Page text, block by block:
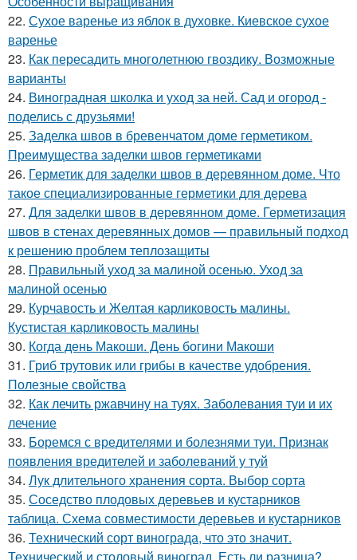
22. Сухое варенье из яблок в духовке. Киевское сухое
варенье
23. Как пересадить многолетнюю гвоздику. Возможные
варианты
24. Виноградная школка и уход за ней. Сад и огород -
поделись с друзьями!
25. Заделка швов в бревенчатом доме герметиком.
Преимущества заделки швов герметиками
26. Герметик для заделки швов в деревянном доме. Что
такое специализированные герметики для дерева
27. Для заделки швов в деревянном доме. Герметизация
швов в стенах деревянных домов — правильный подход
к решению проблем теплозащиты
28. Правильный уход за малиной осенью. Уход за
малиной осенью
29. Курчавость и Желтая карликовость малины.
Кустистая карликовость малины
30. Когда день Макоши. День богини Макоши
31. Гриб трутовик или грибы в качестве удобрения.
Полезные свойства
32. Как лечить ржавчину на туях. Заболевания туи и их
лечение
33. Боремся с вредителями и болезнями туи. Признак
появления вредителей и заболеваний у туй
34. Лук длительного хранения сорта. Выбор сорта
35. Соседство плодовых деревьев и кустарников
таблица. Схема совместимости деревьев и кустарников
36. Технический сорт винограда, что это значит.